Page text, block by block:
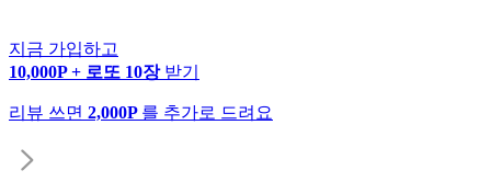
지금 가입하고
10,000P + 로또 10장 받기
리뷰 쓰면 2,000P 를 추가로 드려요